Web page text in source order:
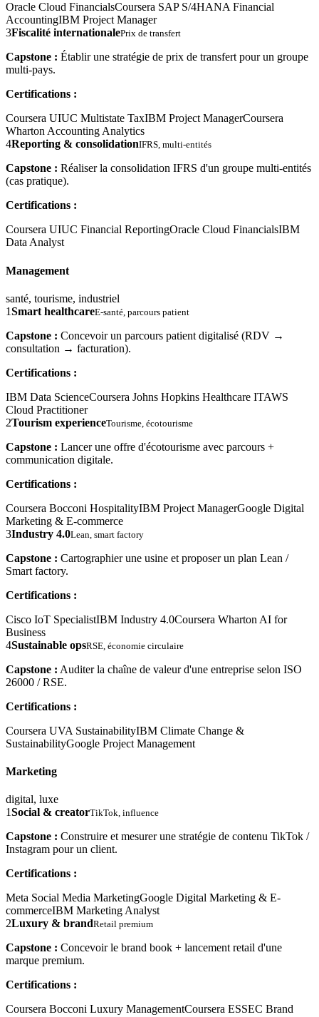
Oracle Cloud FinancialsCoursera SAP S/4HANA Financial
AccountingIBM Project Manager
3Fiscalité internationalePrix de transfert
Capstone : Établir une stratégie de prix de transfert pour un groupe
multi-pays.
Certifications :
Coursera UIUC Multistate TaxIBM Project ManagerCoursera
Wharton Accounting Analytics
4Reporting & consolidationIFRS, multi-entités
Capstone : Réaliser la consolidation IFRS d'un groupe multi-entités
(cas pratique).
Certifications :
Coursera UIUC Financial ReportingOracle Cloud FinancialsIBM
Data Analyst
Management
santé, tourisme, industriel
1Smart healthcareE-santé, parcours patient
Capstone : Concevoir un parcours patient digitalisé (RDV →
consultation → facturation).
Certifications :
IBM Data ScienceCoursera Johns Hopkins Healthcare ITAWS
Cloud Practitioner
2Tourism experienceTourisme, écotourisme
Capstone : Lancer une offre d'écotourisme avec parcours +
communication digitale.
Certifications :
Coursera Bocconi HospitalityIBM Project ManagerGoogle Digital
Marketing & E-commerce
3Industry 4.0Lean, smart factory
Capstone : Cartographier une usine et proposer un plan Lean /
Smart factory.
Certifications :
Cisco IoT SpecialistIBM Industry 4.0Coursera Wharton AI for
Business
4Sustainable opsRSE, économie circulaire
Capstone : Auditer la chaîne de valeur d'une entreprise selon ISO
26000 / RSE.
Certifications :
Coursera UVA SustainabilityIBM Climate Change &
SustainabilityGoogle Project Management
Marketing
digital, luxe
1Social & creatorTikTok, influence
Capstone : Construire et mesurer une stratégie de contenu TikTok /
Instagram pour un client.
Certifications :
Meta Social Media MarketingGoogle Digital Marketing & E-
commerceIBM Marketing Analyst
2Luxury & brandRetail premium
Capstone : Concevoir le brand book + lancement retail d'une
marque premium.
Certifications :
Coursera Bocconi Luxury ManagementCoursera ESSEC Brand